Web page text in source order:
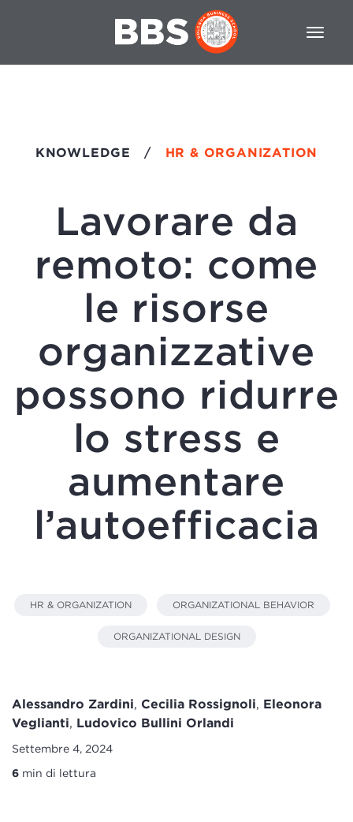
KNOWLEDGE / HR & ORGANIZATION
Lavorare da
remoto: come
le risorse
organizzative
possono ridurre
lo stress e
aumentare
l’autoefficacia
HR & ORGANIZATION ORGANIZATIONAL BEHAVIOR
ORGANIZATIONAL DESIGN
Alessandro Zardini, Cecilia Rossignoli, Eleonora
Veglianti, Ludovico Bullini Orlandi
Settembre 4, 2024
6 min di lettura